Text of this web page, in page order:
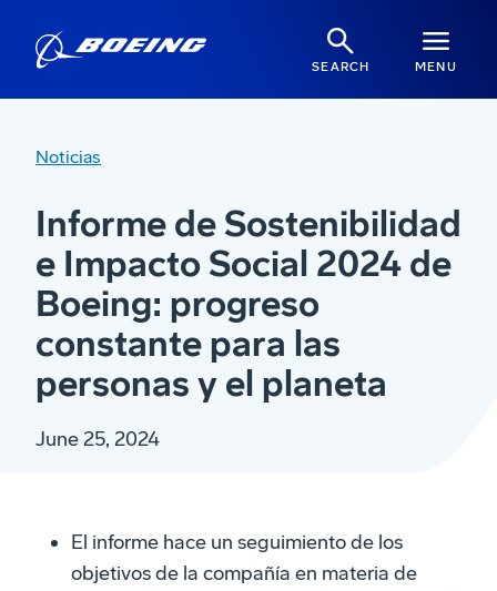
SEARCH MENU
Noticias
Informe de Sostenibilidad
e Impacto Social 2024 de
Boeing: progreso
constante para las
personas y el planeta
June 25, 2024
El informe hace un seguimiento de los
objetivos de la compañía en materia de